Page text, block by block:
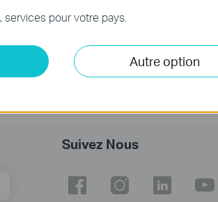
Suivez Nous
pour votre pays.
Autre option